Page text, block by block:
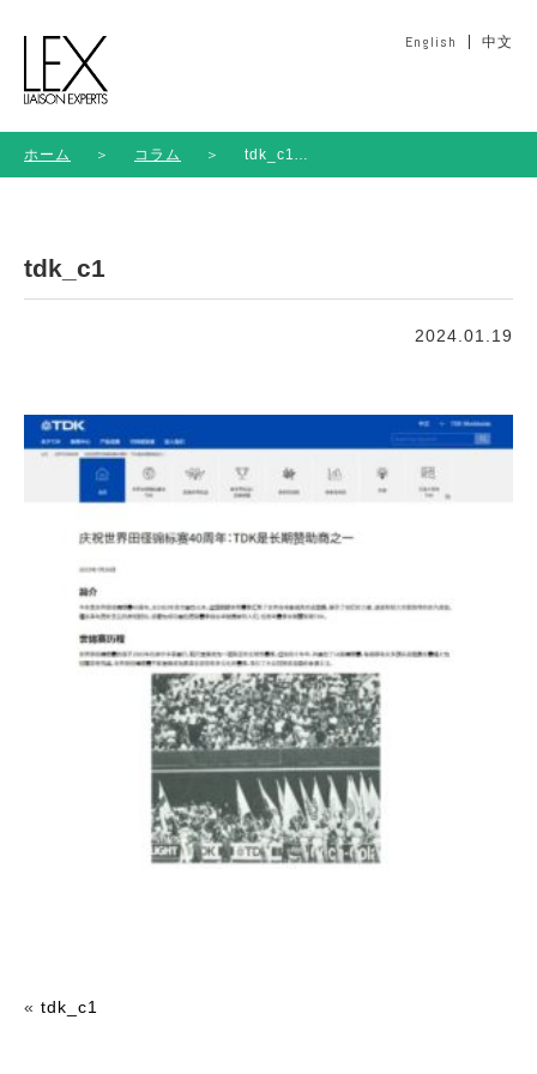
English 中文
ホーム ＞ コラム ＞ tdk_c1
tdk_c1
2024.01.19
« tdk_c1